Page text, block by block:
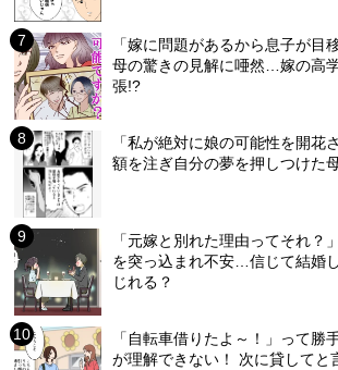
「嫁に問題があるから息子が目
母の驚きの見解に唖然…嫁の高
張!?
「私が絶対に娘の可能性を開
額を注ぎ自分の夢を押しつけた
「元嫁と別れた理由ってそれ？
を突っ込まれ不安…信じて結婚
じれる？
「自転車借りたよ～！」って勝
が理解できない！ 次に貸して